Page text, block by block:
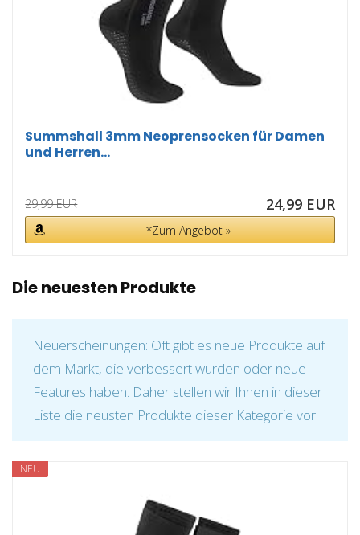
Summshall 3mm Neoprensocken für Damen
und Herren...
29,99 EUR 24,99 EUR
*Zum Angebot »
Die neuesten Produkte
Neuerscheinungen: Oft gibt es neue Produkte auf
dem Markt, die verbessert wurden oder neue
Features haben. Daher stellen wir Ihnen in dieser
Liste die neusten Produkte dieser Kategorie vor.
NEU